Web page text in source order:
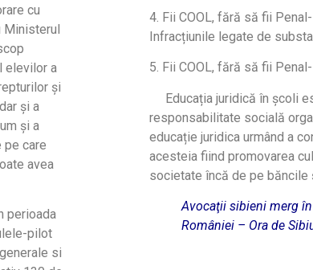
cu
Ministerul
elevilor a
și
și a
și a
pe care
avea
perioada
pilot
si
4. Fii COOL, fără să fii
Infracțiunile legate de
5. Fii COOL, fără să fii
Educația juridică în școli
responsabilitate socială
educație juridica urmând a
acesteia fiind promovarea
societate încă de pe băncile
Avocaţii sibieni merg
României– Ora de